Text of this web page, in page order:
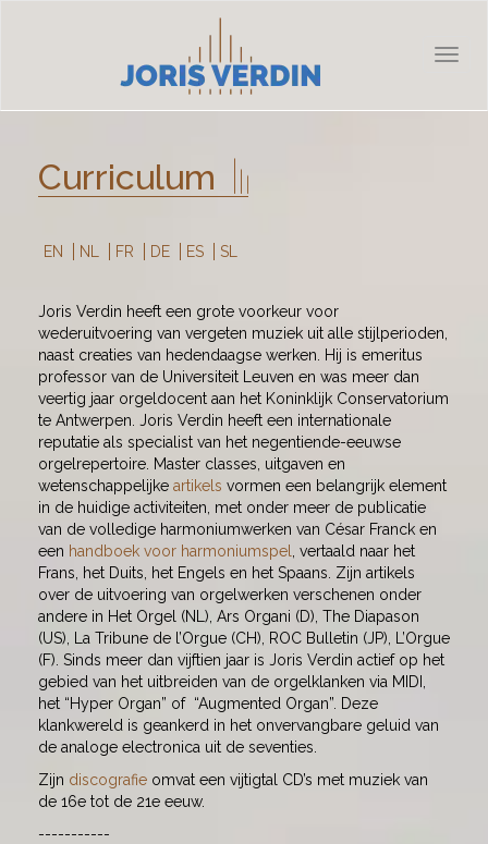
Curriculum
EN NL FR DE ES SL
Joris Verdin heeft een grote voorkeur voor
wederuitvoering van vergeten muziek uit alle stijlperioden,
naast creaties van hedendaagse werken. Hij is emeritus
professor van de Universiteit Leuven en was meer dan
veertig jaar orgeldocent aan het Koninklijk Conservatorium
te Antwerpen. Joris Verdin heeft een internationale
reputatie als specialist van het negentiende-eeuwse
orgelrepertoire. Master classes, uitgaven en
wetenschappelijke artikels vormen een belangrijk element
in de huidige activiteiten, met onder meer de publicatie
van de volledige harmoniumwerken van César Franck en
een handboek voor harmoniumspel
, vertaald naar het
Frans, het Duits, het Engels en het Spaans. Zijn artikels
over de uitvoering van orgelwerken verschenen onder
andere in Het Orgel (NL), Ars Organi (D), The Diapason
(US), La Tribune de l’Orgue (CH), ROC Bulletin (JP), L’Orgue
(F). Sinds meer dan vijftien jaar is Joris Verdin actief op het
gebied van het uitbreiden van de orgelklanken via MIDI,
het “Hyper Organ” of “Augmented Organ”. Deze
klankwereld is geankerd in het onvervangbare geluid van
de analoge electronica uit de seventies.
Zijn discografie omvat een vijtigtal CD’s met muziek van
de 16e tot de 21e eeuw.
-----------